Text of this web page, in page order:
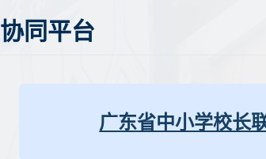
协同平台
广东省中小学校长